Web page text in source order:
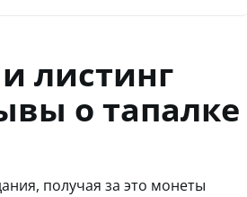
листинг
о тапалке
получая за это монеты